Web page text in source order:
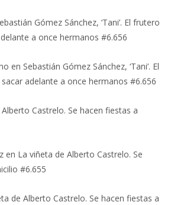
Gómez Sánchez, ‘Tani’. El frutero
a once hermanos #6.656
en Sebastián Gómez Sánchez, ‘Tani’. El
adelante a once hermanos #6.656
Castrelo. Se hacen fiestas a
en La viñeta de Alberto Castrelo. Se
#6.655
de Alberto Castrelo. Se hacen fiestas a